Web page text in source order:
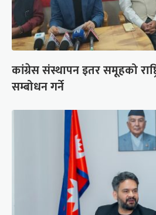
कांग्रेस संस्थापन इतर समूहको
सम्बोधन गर्ने